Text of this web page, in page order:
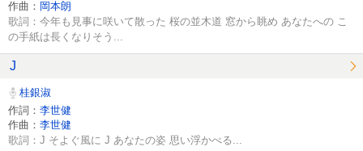
作曲： 岡本朗
歌詞：今年も見事に咲いて散った 桜の並木道 窓から眺め あなたへの こ
の手紙は長くなりそう...
J
桂銀淑
作詞： 李世健
作曲： 李世健
歌詞：J そよぐ風に J あなたの姿 思い浮かべる...